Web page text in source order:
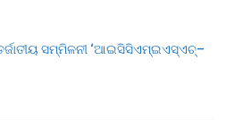
ସମ୍ମିଳନୀ ‘ଆଇସିସିଏମ୍‌ଇଏସ୍‌ଏଚ୍‌–